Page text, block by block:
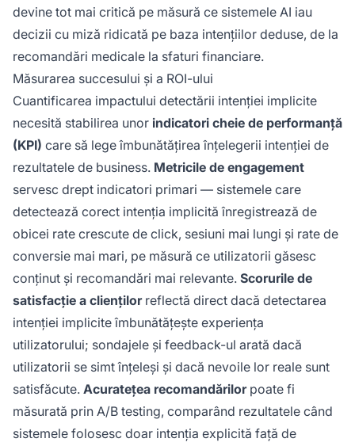
devine tot mai critică pe măsură ce sistemele AI iau
decizii cu miză ridicată pe baza intențiilor deduse, de la
recomandări medicale la sfaturi financiare.
Măsurarea succesului și a ROI-ului
Cuantificarea impactului detectării intenției implicite
necesită stabilirea unor indicatori cheie de performanță
(KPI) care să lege îmbunătățirea înțelegerii intenției de
rezultatele de business. Metricile de engagement
servesc drept indicatori primari — sistemele care
detectează corect intenția implicită înregistrează de
obicei rate crescute de click, sesiuni mai lungi și rate de
conversie mai mari, pe măsură ce utilizatorii găsesc
conținut și recomandări mai relevante. Scorurile de
satisfacție a cliențilorreflectă direct dacă detectarea
intenției implicite îmbunătățește experiența
utilizatorului; sondajele și feedback-ul arată dacă
utilizatorii se simt înțeleși și dacă nevoile lor reale sunt
satisfăcute. Acuratețea recomandărilorpoate fi
măsurată prin A/B testing, comparând rezultatele când
sistemele folosesc doar intenția explicită față de